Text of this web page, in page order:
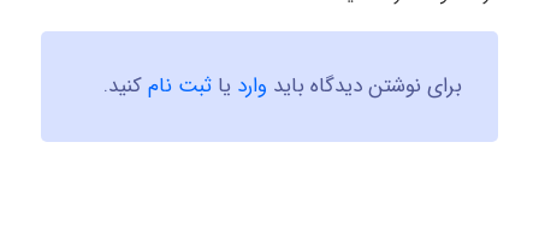
برای نوشتن دیدگاه باید وارد یا ثبت نامکنید.